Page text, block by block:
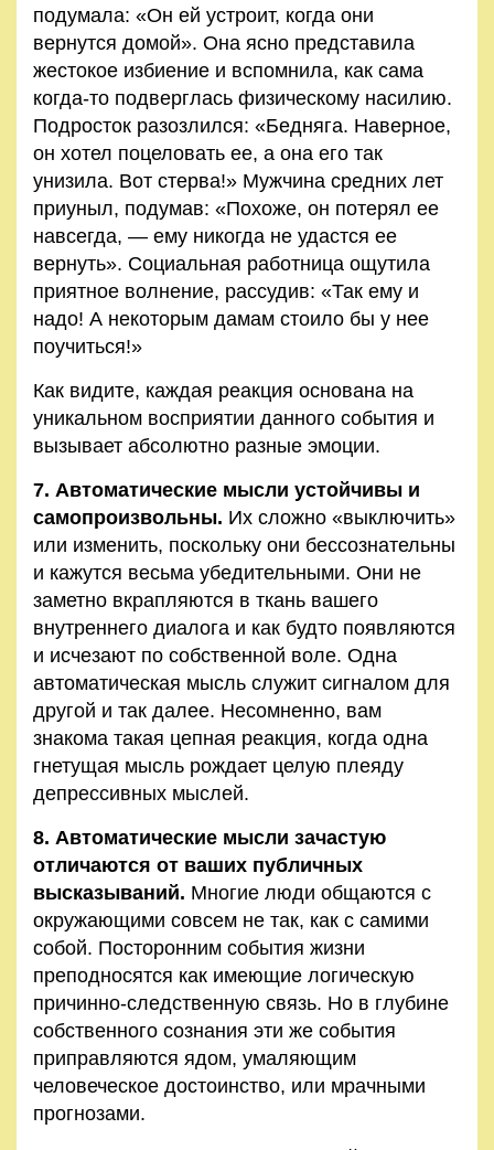
подумала: «Он ей устроит, когда они
вернутся домой». Она ясно представила
жестокое избиение и вспомнила, как сама
когда-то подверглась физическому насилию.
Подросток разозлился: «Бедняга. Наверное,
он хотел поцеловать ее, а она его так
унизила. Вот стерва!» Мужчина средних лет
приуныл, подумав: «Похоже, он потерял ее
навсегда, — ему никогда не удастся ее
вернуть». Социальная работница ощутила
приятное волнение, рассудив: «Так ему и
надо! А некоторым дамам стоило бы у нее
поучиться!»
Как видите, каждая реакция основана на
уникальном восприятии данного события и
вызывает абсолютно разные эмоции.
7. Автоматические мысли устойчивы и
самопроизвольны. Их сложно «выключить»
или изменить, поскольку они бессознательны
и кажутся весьма убедительными. Они не
заметно вкрапляются в ткань вашего
внутреннего диалога и как будто появляются
и исчезают по собственной воле. Одна
автоматическая мысль служит сигналом для
другой и так далее. Несомненно, вам
знакома такая цепная реакция, когда одна
гнетущая мысль рождает целую плеяду
депрессивных мыслей.
8. Автоматические мысли зачастую
отличаются от ваших публичных
высказываний. Многие люди общаются с
окружающими совсем не так, как с самими
собой. Посторонним события жизни
преподносятся как имеющие логическую
причинно-следственную связь. Но в глубине
собственного сознания эти же события
приправляются ядом, умаляющим
человеческое достоинство, или мрачными
прогнозами.